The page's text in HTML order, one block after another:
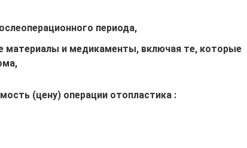
периода,
материалы и медикаменты, включая те, которые
(цену) операции отопластика :